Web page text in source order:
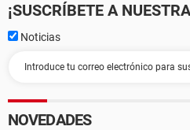
¡SUSCRÍBETE A
Noticias
NOVEDADES